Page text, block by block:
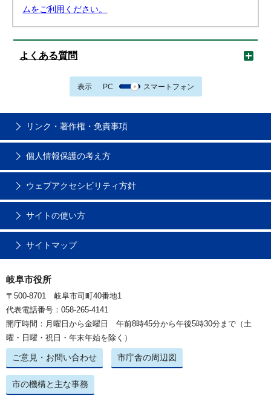
ムをご利用ください。
よくある質問
表示 PC スマートフォン
リンク・著作権・免責事項
個人情報保護の考え方
ウェブアクセシビリティ方針
サイトの使い方
サイトマップ
岐阜市役所
〒500-8701 岐阜市司町40番地1
代表電話番号：058-265-4141
開庁時間：月曜日から金曜日 午前8時45分から午後5時30分まで（土
曜・日曜・祝日・年末年始を除く）
ご意見・お問い合わせ 市庁舎の周辺図
市の機構と主な事務